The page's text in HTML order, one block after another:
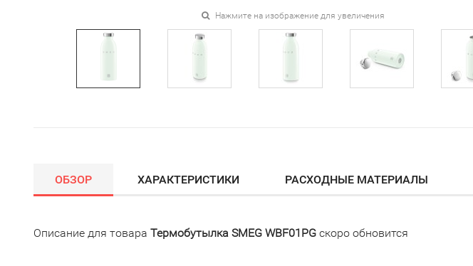
Нажмите на изображение для увеличения
ОБЗОР ХАРАКТЕРИСТИКИ РАСХОДНЫЕ МАТЕРИАЛЫ
Описание для товара Термобутылка SMEG WBF01PG скоро обновится